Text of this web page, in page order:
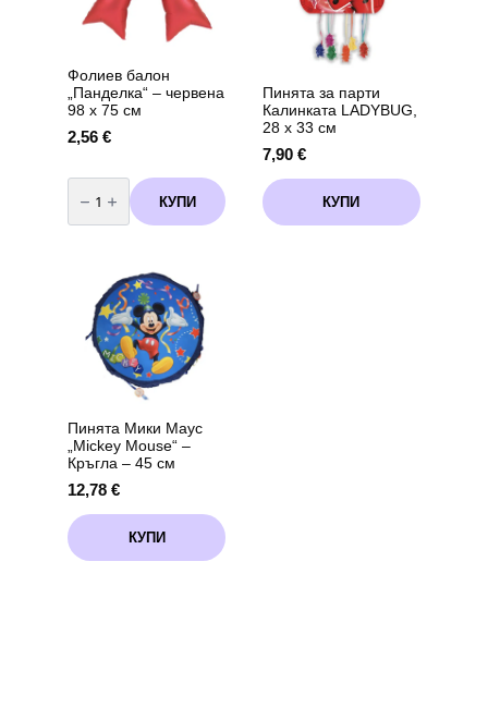
chosen
product
page
Фолиев балон
„Панделка“ – червена
98 х 75 см
2,56 €
количество
за
Фолиев
балон
КУПИ
Пинята за парти
Калинката LADYBUG,
28 х 33 см
7,90 €
КУПИ
Пинята Мики Маус
„Mickey Mouse“ –
Кръгла – 45 см
12,78 €
КУПИ